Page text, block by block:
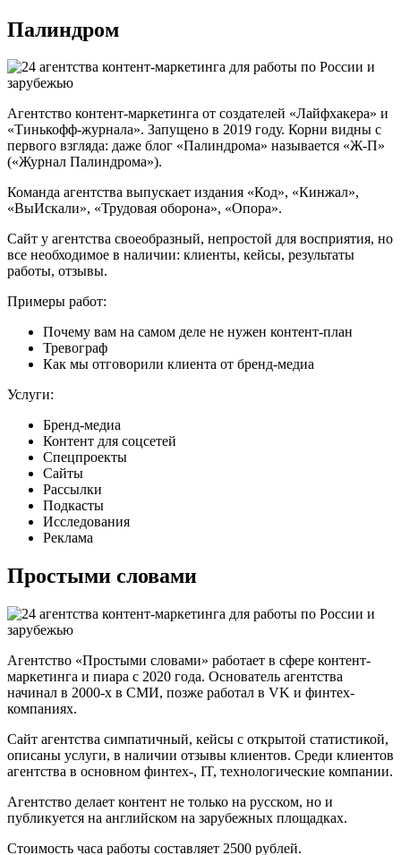
Палиндром
Агентство контент-маркетинга от создателей «Лайфхакера» и
«Тинькофф-журнала». Запущено в 2019 году. Корни видны с
первого взгляда: даже блог «Палиндрома» называется «Ж-П»
(«Журнал Палиндрома»).
Команда агентства выпускает издания «Код», «Кинжал»,
«ВыИскали», «Трудовая оборона», «Опора».
Сайт у агентства своеобразный, непростой для восприятия, но
все необходимое в наличии: клиенты, кейсы, результаты
работы, отзывы.
Примеры работ:
Почему вам на самом деле не нужен контент-план
Тревограф
Как мы отговорили клиента от бренд-медиа
Услуги:
Бренд-медиа
Контент для соцсетей
Спецпроекты
Сайты
Рассылки
Подкасты
Исследования
Реклама
Простыми словами
Агентство «Простыми словами» работает в сфере контент-
маркетинга и пиара с 2020 года. Основатель агентства
начинал в 2000-х в СМИ, позже работал в VK и финтех-
компаниях.
Сайт агентства симпатичный, кейсы с открытой статистикой,
описаны услуги, в наличии отзывы клиентов. Среди клиентов
агентства в основном финтех-, IT, технологические компании.
Агентство делает контент не только на русском, но и
публикуется на английском на зарубежных площадках.
Стоимость часа работы составляет 2500 рублей.